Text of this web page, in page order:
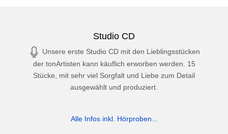
Studio CD
Unsere erste Studio CD mit den Lieblingsstücken
der tonArtisten kann käuflich erworben werden. 15
Stücke, mit sehr viel Sorgfalt und Liebe zum Detail
ausgewählt und produziert.
Alle Infos inkl. Hörproben...